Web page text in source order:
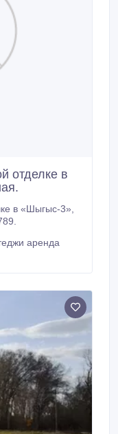
отделке в
в «Шыгыс-3»,
аренда